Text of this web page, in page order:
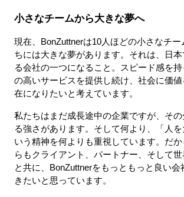
小さなチームから大きな夢へ
現在、BonZuttnerは10人ほどの小さなチー
ちには大きな夢があります。それは、日
る会社の一つになること。スピード感を
の高いサービスを提供し続け、社会に価
在になりたいと考えています。
私たちはまだ成長途中の企業ですが、そ
る強さがあります。そして何より、「人
いう精神を何よりも重視しています。だ
らもクライアント、パートナー、そして
と共に、BonZuttnerをもっともっと良い会
きたいと思っています。